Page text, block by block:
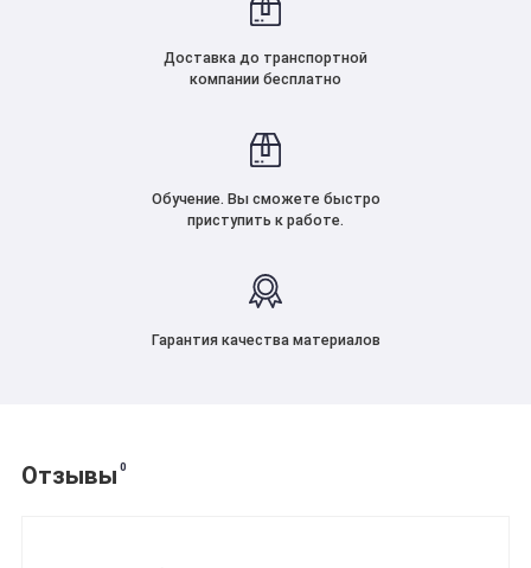
Доставка до транспортной
компании бесплатно
Обучение. Вы сможете быстро
приступить к работе.
Гарантия качества материалов
Отзывы 0